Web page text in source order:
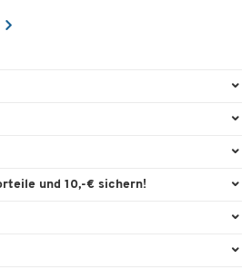
und 10,-€ sichern!